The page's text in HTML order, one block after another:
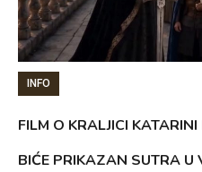
INFO
FILM O KRALJICI
BIĆE PRIKAZAN SUTRA U